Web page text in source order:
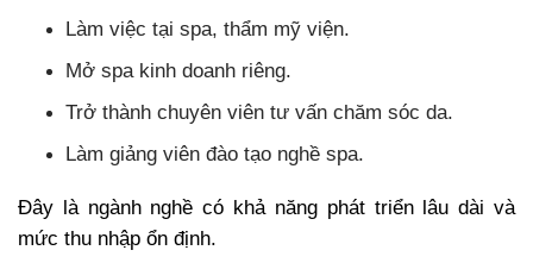
Làm việc tại spa, thẩm mỹ viện.
Mở spa kinh doanh riêng.
Trở thành chuyên viên tư vấn chăm sóc da.
Làm giảng viên đào tạo nghề spa.
Đây là ngành nghề có khả năng phát triển lâu dài và
mức thu nhập ổn định.